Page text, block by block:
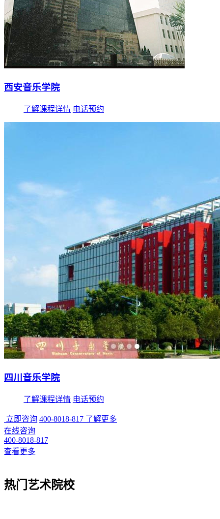
西安音乐学院
了解课程详情 电话预约
四川音乐学院
了解课程详情 电话预约
立即咨询 400-8018-817 了解更多
在线咨询
400-8018-817
查看更多
热门艺术院校